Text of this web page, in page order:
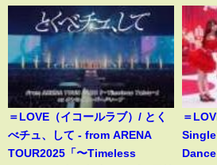
＝LOVE（イコールラブ）/ とく
べチュ、して - from ARENA
TOUR2025「〜Timeless
＝
Single